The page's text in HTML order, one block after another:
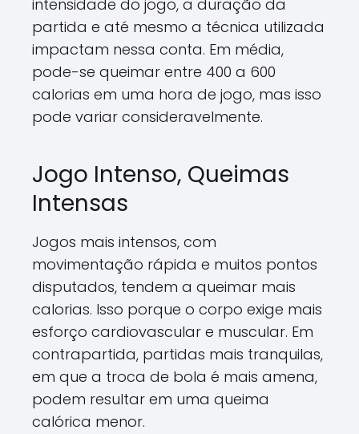
intensidade do jogo, a duração da
partida e até mesmo a técnica utilizada
impactam nessa conta. Em média,
pode-se queimar entre 400 a 600
calorias em uma hora de jogo, mas isso
pode variar consideravelmente.
Jogo Intenso, Queimas
Intensas
Jogos mais intensos, com
movimentação rápida e muitos pontos
disputados, tendem a queimar mais
calorias. Isso porque o corpo exige mais
esforço cardiovascular e muscular. Em
contrapartida, partidas mais tranquilas,
em que a troca de bola é mais amena,
podem resultar em uma queima
calórica menor.